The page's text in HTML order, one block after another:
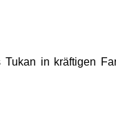
Tukan in kräftigen